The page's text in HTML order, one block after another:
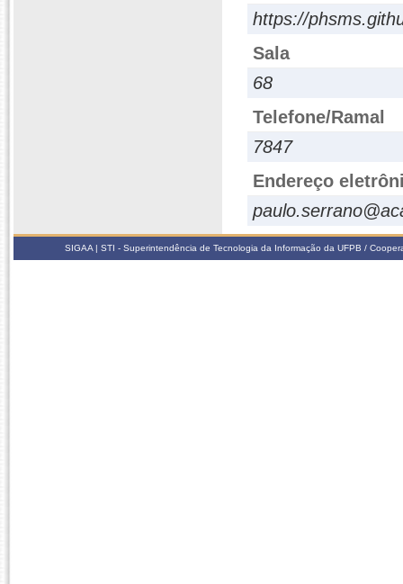
https://
Sala
68
Telefone/Ramal
7847
Endereço
SIGAA | STI - Superintendência de Tecnologia da Informação da UFPB /